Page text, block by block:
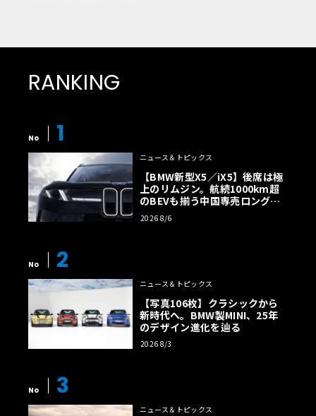
RANKING
No 1
ニュース＆トピックス
【BMW新型X5／iX5】後席は極
上のリムジン。航続1000km超
のBEVも揃う中国専売ロング仕
様の全貌
2026 8/6
No 2
ニュース＆トピックス
【写真106枚】クラシックから
新時代へ。BMW製MINI、25年
のデザイン進化を辿る
2026 8/3
No 3
ニュース＆トピックス